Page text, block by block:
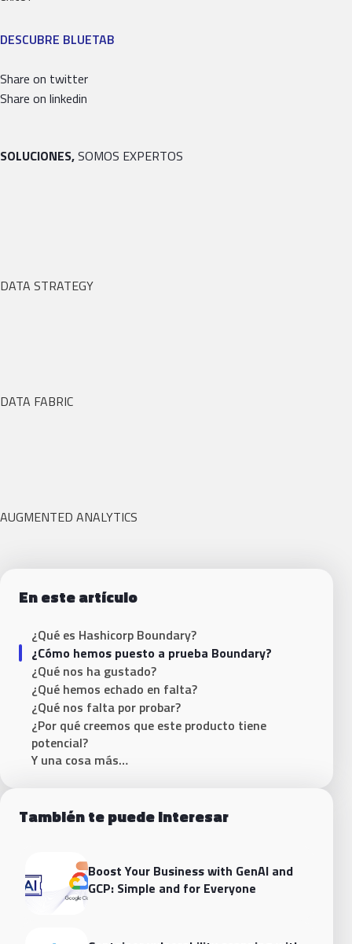
DESCUBRE BLUETAB
Share on twitter
Share on linkedin
SOLUCIONES,SOMOS EXPERTOS
DATA STRATEGY
DATA FABRIC
AUGMENTED ANALYTICS
En este artículo
¿Qué es Hashicorp Boundary?
¿Cómo hemos puesto a prueba Boundary?
¿Qué nos ha gustado?
¿Qué hemos echado en falta?
¿Qué nos falta por probar?
¿Por qué creemos que este producto tiene
potencial?
Y una cosa más…
También te puede interesar
Boost Your Business with GenAI and
GCP: Simple and for Everyone